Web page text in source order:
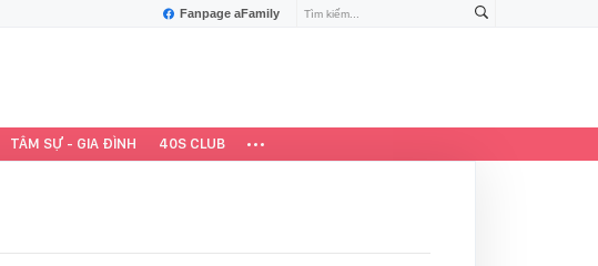
Fanpage aFamily
TÂM SỰ - GIA ĐÌNH 40S CLUB